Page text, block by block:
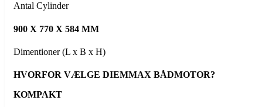
Antal Cylinder
900 X 770 X 584 MM
Dimentioner (L x B x H)
HVORFOR VÆLGE DIEMMAX BÅDMOTOR?
KOMPAKT